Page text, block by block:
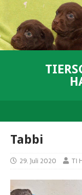
Tabbi
29. Juli 2020 TI